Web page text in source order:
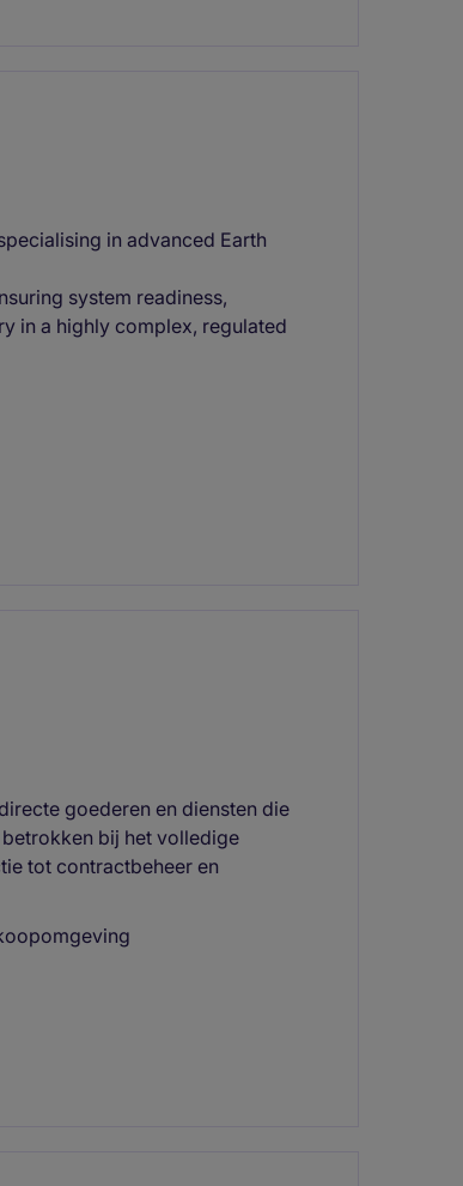
in advanced Earth
system readiness,
in a highly complex, regulated
goederen en diensten die
bij het volledige
tot contractbeheer en